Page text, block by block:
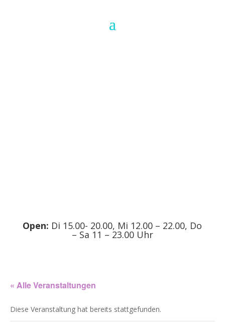
Open: Di 15.00- 20.00, Mi 12.00 – 22.00, Do
– Sa 11 – 23.00 Uhr
« Alle Veranstaltungen
Diese Veranstaltung hat bereits stattgefunden.